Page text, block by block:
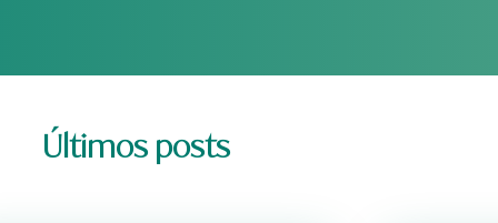
Últimos posts